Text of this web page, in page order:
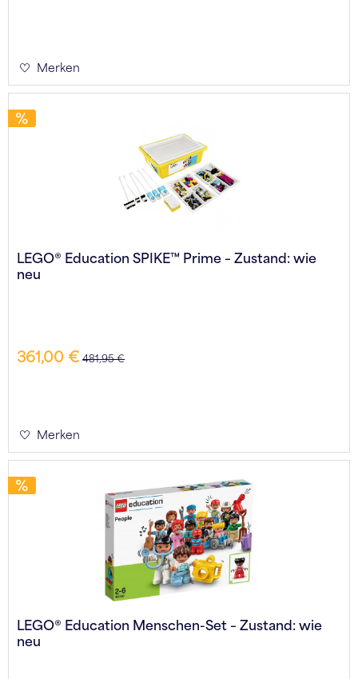
Merken
LEGO® Education SPIKE™ Prime – Zustand: wie
neu
361,00 € 481,95 €
Merken
LEGO® Education Menschen-Set – Zustand: wie
neu